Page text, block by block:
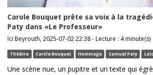
Carole Bouquet prête sa voix à la
Paty dans «Le Professeur»
Ici Beyrouth, 2025-07-02 22:38 - Lecture : 4 minute(s)
Théâtre Carole Bouquet Hommage Samuel Paty
Une scène nue, un pupitre et un texte qui